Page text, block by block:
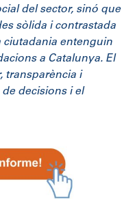
del sector, sinó que
sòlida i contrastada
ciutadania entenguin
a Catalunya. El
transparència i
decisions i el